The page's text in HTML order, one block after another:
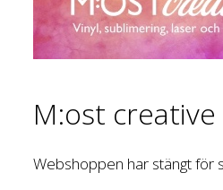
M:ost creative
Webshoppen har stängt för